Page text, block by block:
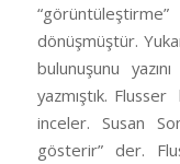
dönüşmüştür.
bulunuşunu
yazmıştık.
inceler. Susan
gösterir” der.